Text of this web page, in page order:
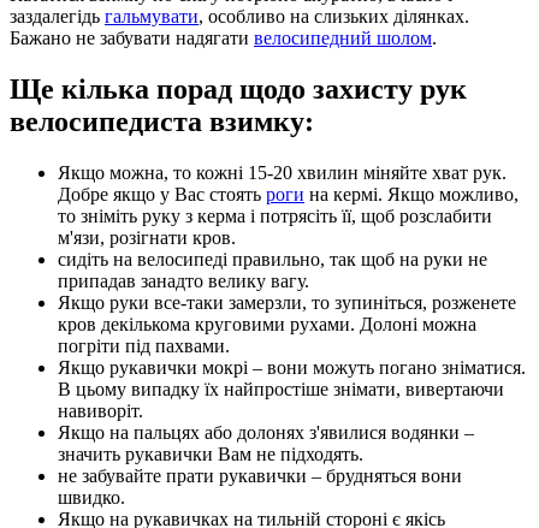
заздалегідь гальмувати, особливо на слизьких ділянках.
Бажано не забувати надягати велосипедний шолом.
Ще кілька порад щодо захисту рук
велосипедиста взимку:
Якщо можна, то кожні 15-20 хвилин міняйте хват рук.
Добре якщо у Вас стоять роги на кермі. Якщо можливо,
то зніміть руку з керма і потрясіть її, щоб розслабити
м'язи, розігнати кров.
сидіть на велосипеді правильно, так щоб на руки не
припадав занадто велику вагу.
Якщо руки все-таки замерзли, то зупиніться, розженете
кров декількома круговими рухами. Долоні можна
погріти під пахвами.
Якщо рукавички мокрі – вони можуть погано зніматися.
В цьому випадку їх найпростіше знімати, вивертаючи
навиворіт.
Якщо на пальцях або долонях з'явилися водянки –
значить рукавички Вам не підходять.
не забувайте прати рукавички – брудняться вони
швидко.
Якщо на рукавичках на тильній стороні є якісь